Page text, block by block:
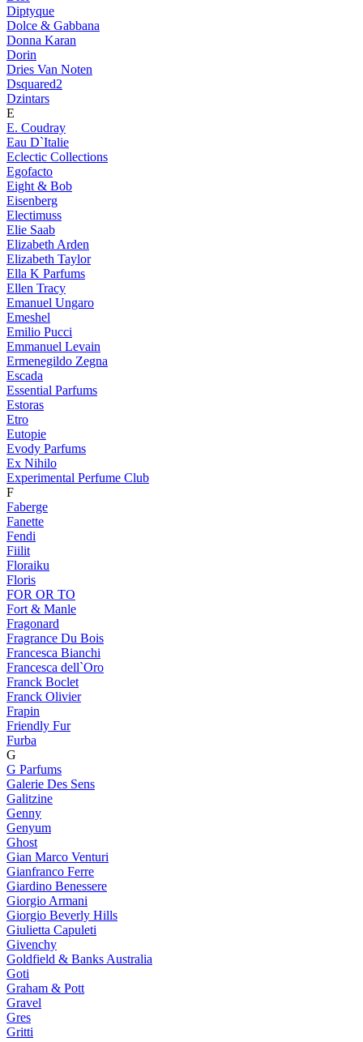
Diptyque
Dolce & Gabbana
Donna Karan
Dorin
Dries Van Noten
Dsquared2
Dzintars
E
E. Coudray
Eau D`Italie
Eclectic Collections
Egofacto
Eight & Bob
Eisenberg
Electimuss
Elie Saab
Elizabeth Arden
Elizabeth Taylor
Ella K Parfums
Ellen Tracy
Emanuel Ungaro
Emeshel
Emilio Pucci
Emmanuel Levain
Ermenegildo Zegna
Escada
Essential Parfums
Estoras
Etro
Eutopie
Evody Parfums
Ex Nihilo
Experimental Perfume Club
F
Faberge
Fanette
Fendi
Fiilit
Floraiku
Floris
FOR OR TO
Fort & Manle
Fragonard
Fragrance Du Bois
Francesca Bianchi
Francesca dell`Oro
Franck Boclet
Franck Olivier
Frapin
Friendly Fur
Furba
G
G Parfums
Galerie Des Sens
Galitzine
Genny
Genyum
Ghost
Gian Marco Venturi
Gianfranco Ferre
Giardino Benessere
Giorgio Armani
Giorgio Beverly Hills
Giulietta Capuleti
Givenchy
Goldfield & Banks Australia
Goti
Graham & Pott
Gravel
Gres
Gritti